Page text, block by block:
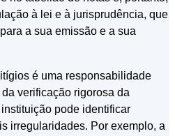
à lei e à jurisprudência, que
a sua emissão e a sua
é uma responsabilidade
verificação rigorosa da
pode identificar
irregularidades. Por exemplo, a